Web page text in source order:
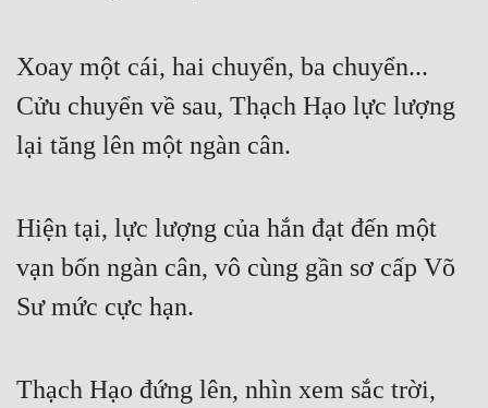
Xoay một cái, hai chuyển, ba chuyển...
Cửu chuyển về sau, Thạch Hạo lực lượng
lại tăng lên một ngàn cân.
Hiện tại, lực lượng của hắn đạt đến một
vạn bốn ngàn cân, vô cùng gần sơ cấp Võ
Sư mức cực hạn.
Thạch Hạo đứng lên, nhìn xem sắc trời,